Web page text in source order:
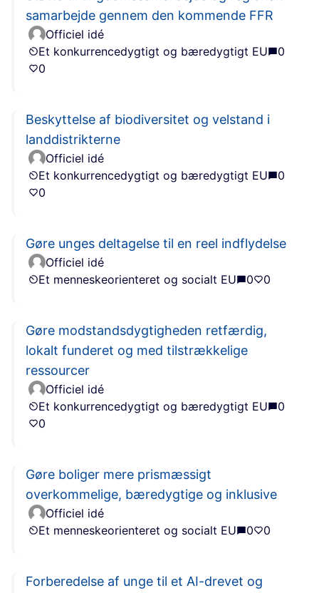
samarbejde gennem den kommende FFR
Officiel idé
Et konkurrencedygtigt og bæredygtigt EU
0
0
Beskyttelse af biodiversitet og velstand i
landdistrikterne
Officiel idé
Et konkurrencedygtigt og bæredygtigt EU
0
0
Gøre unges deltagelse til en reel indflydelse
Officiel idé
Et menneskeorienteret og socialt EU
0 0
Gøre modstandsdygtigheden retfærdig,
lokalt funderet og med tilstrækkelige
ressourcer
Officiel idé
Et konkurrencedygtigt og bæredygtigt EU
0
0
Gøre boliger mere prismæssigt
overkommelige, bæredygtige og inklusive
Officiel idé
Et menneskeorienteret og socialt EU
0 0
Forberedelse af unge til et AI-drevet og